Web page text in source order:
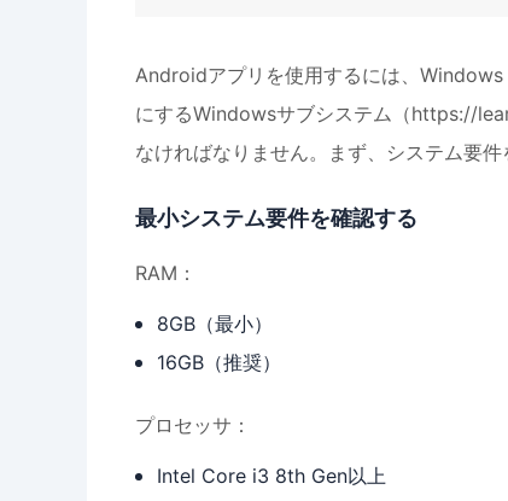
Androidアプリを使用するには、
にするWindowsサブシステム（https://
なければなりません。まず、システム要件
最小システム要件を確認する
RAM：
8GB（最小）
16GB（推奨）
プロセッサ：
Intel Core i3 8th Gen以上